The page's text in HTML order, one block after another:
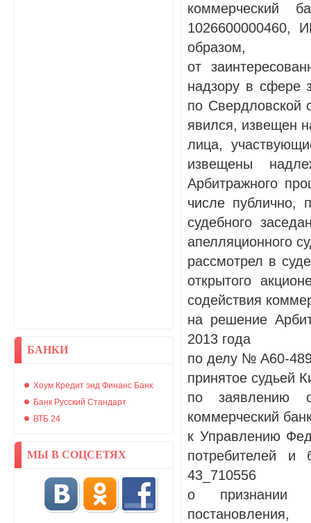
БАНКИ
Хоум Кредит энд Финанс Банк
Банк Русский Стандарт
ВТБ 24
МЫ В СОЦСЕТЯХ
коммерческий
1026600000460,
образом,
от
надзору в сфере
по Свердловской
явился, извещен
лица,
извещены
Арбитражного
числе публично,
судебного
апелляционного
рассмотрел в
открытого
содействия
на решение
2013 года
по делу № А60-
принятое судьей
по заявлению
коммерческий
к Управлению
потребителей и
43_710556
о признании
постановления,